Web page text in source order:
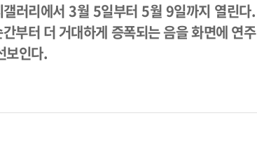
러리에서 3월 5일부터 5월 9일까지 열린다.
부터 더 거대하게 증폭되는 음을 화면에 연주
보인다.